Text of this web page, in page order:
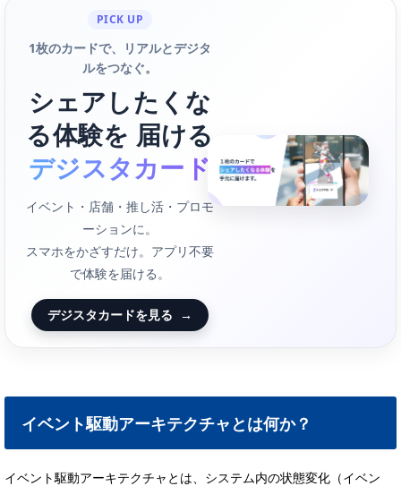
PICK UP
1枚のカードで、リアルとデジタ
ルをつなぐ。
シェアしたくな
る体験を 届ける
デジスタカード
イベント・店舗・推し活・プロモ
ーションに。
スマホをかざすだけ。アプリ不要
で体験を届ける。
デジスタカードを見る →
イベント駆動アーキテクチャとは何か？
イベント駆動アーキテクチャとは、システム内の状態変化（イベン